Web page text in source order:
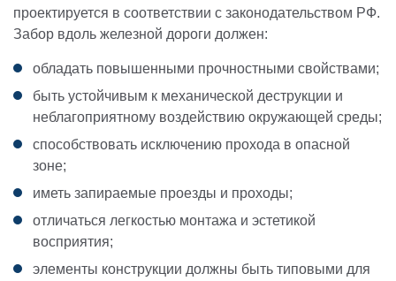
проектируется в соответствии с законодательством РФ.
Забор вдоль железной дороги должен:
обладать повышенными прочностными свойствами;
быть устойчивым к механической деструкции и
неблагоприятному воздействию окружающей среды;
способствовать исключению прохода в опасной
зоне;
иметь запираемые проезды и проходы;
отличаться легкостью монтажа и эстетикой
восприятия;
элементы конструкции должны быть типовыми для